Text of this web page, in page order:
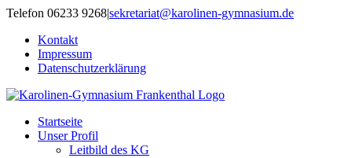
Zum
springen
Telefon 06233 9268|sekretariat@karolinen-gymnasium.de
Kontakt
Impressum
Datenschutzerklärung
Startseite
Unser Profil
Leitbild des KG